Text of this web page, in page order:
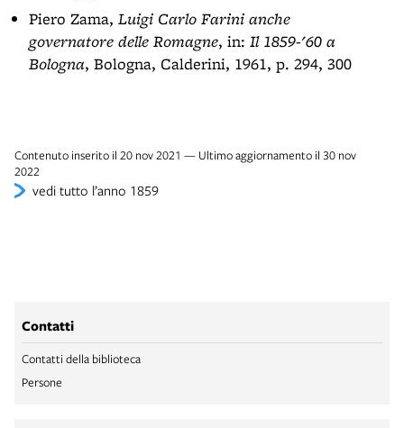
Piero Zama, Luigi Carlo Farini anche
governatore delle Romagne, in: Il 1859-'60 a
Bologna, Bologna, Calderini, 1961, p. 294, 300
Contenuto inserito il 20 nov 2021 — Ultimo aggiornamento il 30 nov
2022
vedi tutto l’anno 1859
Contatti
Contatti della biblioteca
Persone